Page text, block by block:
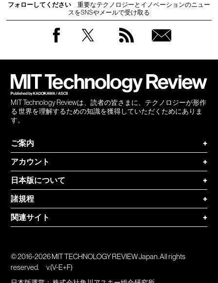
フォローしてください
重要なテクノロジーとイノベーションのニュー
スをSNSやメールで受け取る
MIT Technology Reviewは、読者の皆さまに、テクノロジーが形作
る 世界を理解するための知識を獲得していただくためにありま
す。
ご案内
+
アカウント
+
日本版について
+
諸規程
+
関連サイト
+
© 2016-2026 MIT TECHNOLOGY REVIEW Japan. All rights
reserved.
v.(V-E+F)